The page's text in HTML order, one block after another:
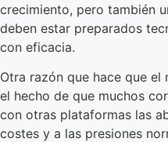
crecimiento, pero también
deben estar preparados
con eficacia.
Otra razón que hace que
el hecho de que muchos
con otras plataformas las
costes y a las presiones